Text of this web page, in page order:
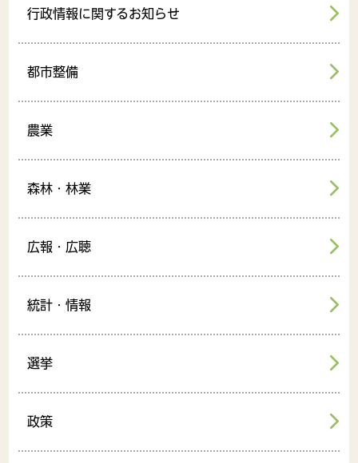
行政情報に関するお知らせ
都市整備
農業
森林・林業
広報・広聴
統計・情報
選挙
政策